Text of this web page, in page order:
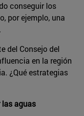
conseguir los
por ejemplo, una
del Consejo del
en la región
¿Qué estrategias
aguas